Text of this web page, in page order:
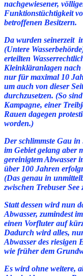
nachgewiesener,
Funktionstüchtigkeit
betroffenen Besitzern.
Da wurden seinerzeit
(Untere
erteilten
Kleinkläranlagen nach
nur für maximal 10
um auch von dieser
durchzusetzen. (So
Kampagne, einer
Rauen dagegen
worden.)
Der schlimmste Gau
im Gebiet gelang aber
gereinigtem Abwasser
über 100 Jahren
(Das genau in
zwischen Trebuser
Statt dessen wird nun
Abwasser, zumindest
einen Vorfluter auf
Dadurch wird alles,
Abwasser des riesigen
wie früher dem
Es wird ohne weitere,